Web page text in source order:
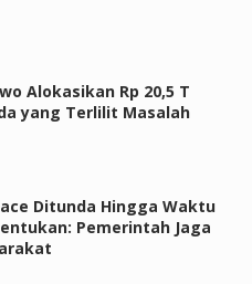
Alokasikan Rp 20,5 T
yang Terlilit Masalah
Ditunda Hingga Waktu
Pemerintah Jaga